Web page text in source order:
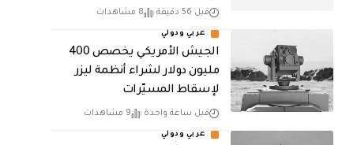
قبل 56 دقيقة 8 مشاهدات
عربي ودولي
الجيش الأمريكي يخصص 400
مليون دولار لشراء أنظمة ليزر
لإسقاط المسيّرات
قبل ساعة واحدة 9 مشاهدات
عربي ودولي